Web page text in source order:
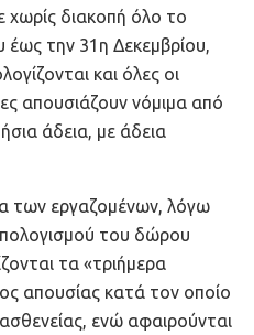
χωρίς διακοπή όλο το
την 31η Δεκεμβρίου,
και όλες οι
απουσιάζουν νόμιμα από
άδεια, με άδεια
των εργαζομένων, λόγω
του δώρου
τα «τριήμερα
απουσίας κατά τον οποίο
ενώ αφαιρούνται